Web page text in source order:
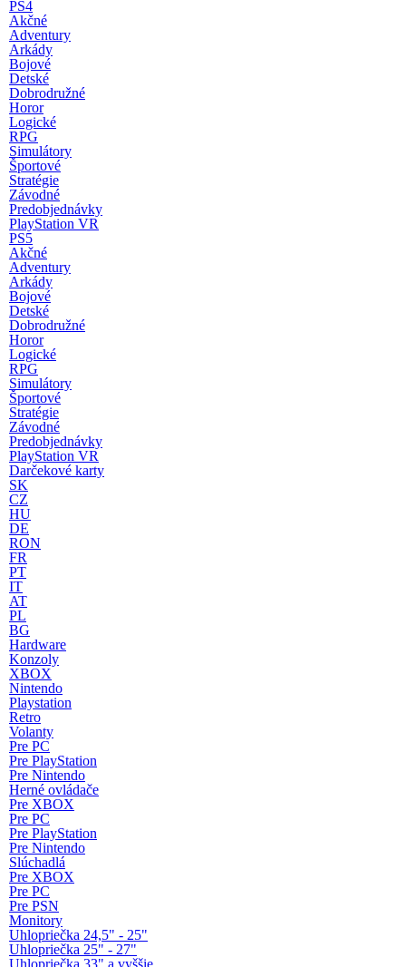
PS4
Akčné
Adventury
Arkády
Bojové
Detské
Dobrodružné
Horor
Logické
RPG
Simulátory
Športové
Stratégie
Závodné
Predobjednávky
PlayStation VR
PS5
Akčné
Adventury
Arkády
Bojové
Detské
Dobrodružné
Horor
Logické
RPG
Simulátory
Športové
Stratégie
Závodné
Predobjednávky
PlayStation VR
Darčekové karty
SK
CZ
HU
DE
RON
FR
PT
IT
AT
PL
BG
Hardware
Konzoly
XBOX
Nintendo
Playstation
Retro
Volanty
Pre PC
Pre PlayStation
Pre Nintendo
Herné ovládače
Pre XBOX
Pre PC
Pre PlayStation
Pre Nintendo
Slúchadlá
Pre XBOX
Pre PC
Pre PSN
Monitory
Uhlopriečka 24,5" - 25"
Uhlopriečka 25" - 27"
Uhlopriečka 33" a vyššie